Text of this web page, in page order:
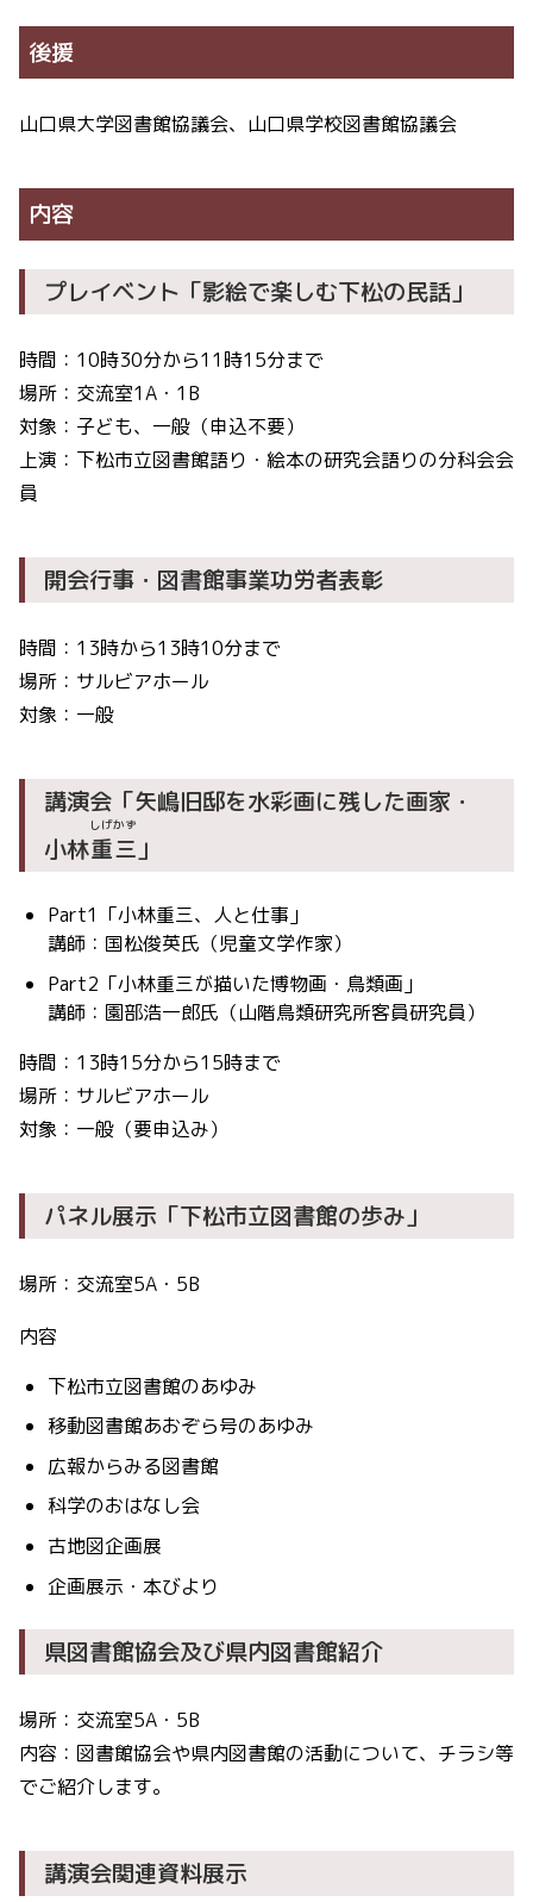
後援
山口県大学図書館協議会、山口県学校図書館協議会
内容
プレイベント「影絵で楽しむ下松の民話」
時間：10時30分から11時15分まで
場所：交流室1A・1B
対象：子ども、一般（申込不要）
上演：下松市立図書館語り・絵本の研究会語りの分科会会
員
開会行事・図書館事業功労者表彰
時間：13時から13時10分まで
場所：サルビアホール
対象：一般
講演会「矢嶋旧邸を水彩画に残した画家・
小林重三
しげかず
」
Part1「小林重三、人と仕事」
講師：国松俊英氏（児童文学作家）
Part2「小林重三が描いた博物画・鳥類画」
講師：園部浩一郎氏（山階鳥類研究所客員研究員）
時間：13時15分から15時まで
場所：サルビアホール
対象：一般（要申込み）
パネル展示「下松市立図書館の歩み」
場所：交流室5A・5B
内容
下松市立図書館のあゆみ
移動図書館あおぞら号のあゆみ
広報からみる図書館
科学のおはなし会
古地図企画展
企画展示・本びより
県図書館協会及び県内図書館紹介
場所：交流室5A・5B
内容：図書館協会や県内図書館の活動について、チラシ等
でご紹介します。
講演会関連資料展示